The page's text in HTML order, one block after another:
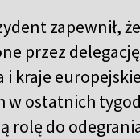
zapewnił,
przez
i kraje
w ostatnich
rolę do